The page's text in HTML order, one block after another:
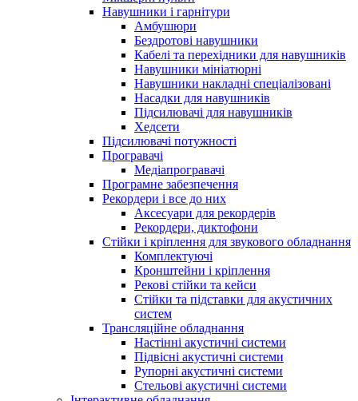
Навушники і гарнітури
Амбушюри
Бездротові навушники
Кабелі та перехідники для навушників
Навушники мініатюрні
Навушники накладні спеціалізовані
Насадки для навушників
Підсилювачі для навушників
Хедсети
Підсилювачі потужності
Програвачі
Медіапрогравачі
Програмне забезпечення
Рекордери і все до них
Аксесуари для рекордерів
Рекордери, диктофони
Стійки і кріплення для звукового обладнання
Комплектуючі
Кронштейни і кріплення
Рекові стійки та кейси
Стійки та підставки для акустичних
систем
Трансляційне обладнання
Настінні акустичні системи
Підвісні акустичні системи
Рупорні акустичні системи
Стельові акустичні системи